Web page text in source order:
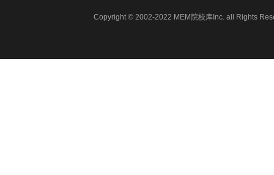
Copyright © 2002-2022 MEM院校库Inc. all Rights